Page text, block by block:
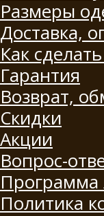
Размеры
Доставка,
Как
Гарантия
Возврат,
Скидки
Акции
Вопрос-
Программа
Политика